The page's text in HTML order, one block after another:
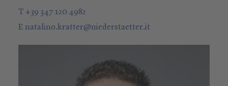
T +39 347 120 4982
E natalino.kratter@niederstaetter.it